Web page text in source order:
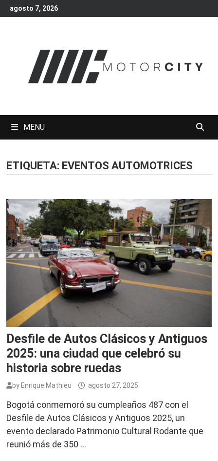
Skip
to
agosto 7, 2026
MENU
ETIQUETA: EVENTOS AUTOMOTRICES
Desfile de Autos Clásicos y Antiguos
2025: una ciudad que celebró su
historia sobre ruedas
by Enrique Mathieu agosto 27, 2025
Bogotá conmemoró su cumpleaños 487 con el
Desfile de Autos Clásicos y Antiguos 2025, un
evento declarado Patrimonio Cultural Rodante que
reunió más de 350 …